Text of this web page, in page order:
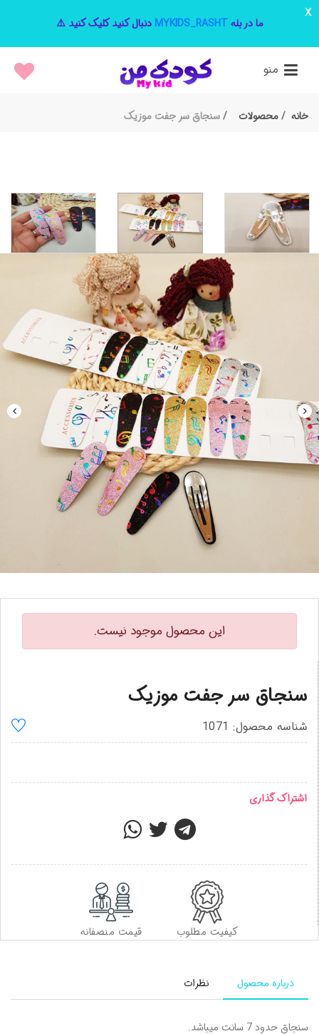
ما در بلهMYKIDS_RASHT دنبال کنید کلیک کنید ⚠️
x
منو
خانه محصولات سنجاق سر جفت موزیک
این محصول موجود نیست.
سنجاق سر جفت موزیک
شناسه محصول: 1071
اشتراک گذاری
قیمت منصفانه کیفیت مطلوب
درباره محصول نظرات
سنجاق حدود 7 سانت میباشد.